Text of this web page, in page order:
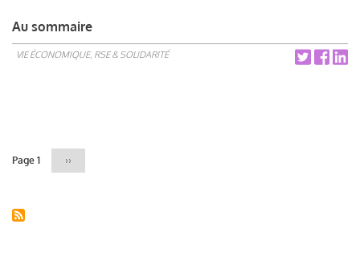
Au sommaire
VIE ÉCONOMIQUE, RSE & SOLIDARITÉ
Page 1
Page
››